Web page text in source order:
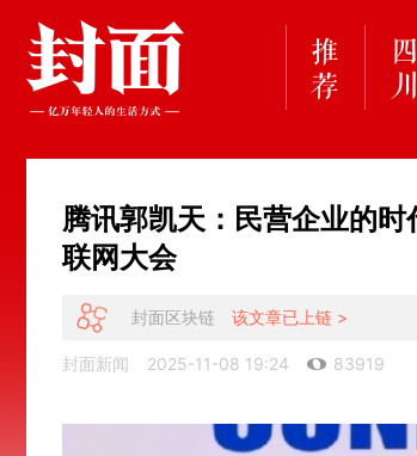
腾讯郭凯天：民营企业的
联网大会
封面区块链 该文章已上链 >
封面新闻 2025-11-08 19:24 83919